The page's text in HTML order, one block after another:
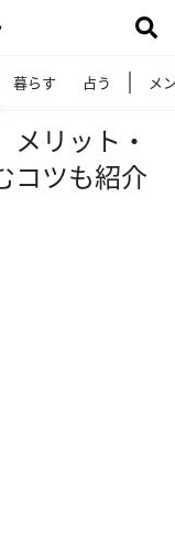
暮らす 占う メ
リット・
コツも紹介